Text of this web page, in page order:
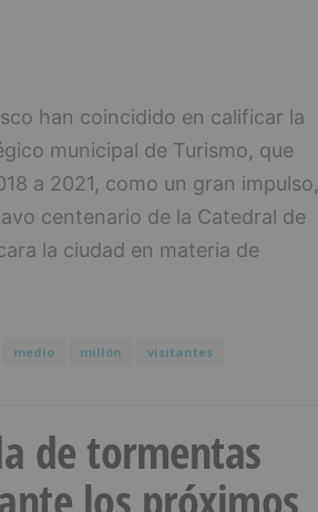
han coincidido en calificar la
municipal de Turismo, que
a 2021, como un gran impulso,
centenario de la Catedral de
la ciudad en materia de
medio millón visitantes
de tormentas